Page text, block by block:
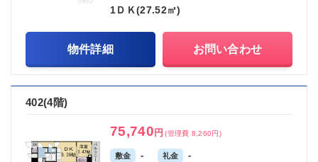
1ＤＫ(27.52㎡)
物件詳細 お問い合わせ
402(4階)
75,740 円 (管理費 8,260円)
敷金 - 礼金 -